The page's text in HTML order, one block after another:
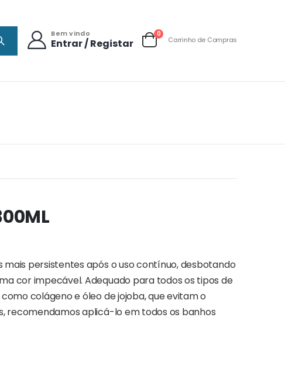
Bem vindo
Entrar / Registar Carrinho
0items
Carrinho de Compras
persistentes após o uso contínuo, desbotando
cor impecável. Adequado para todos os tipos de
colágeno e óleo de jojoba, que evitam o
recomendamos aplicá-lo em todos os banhos